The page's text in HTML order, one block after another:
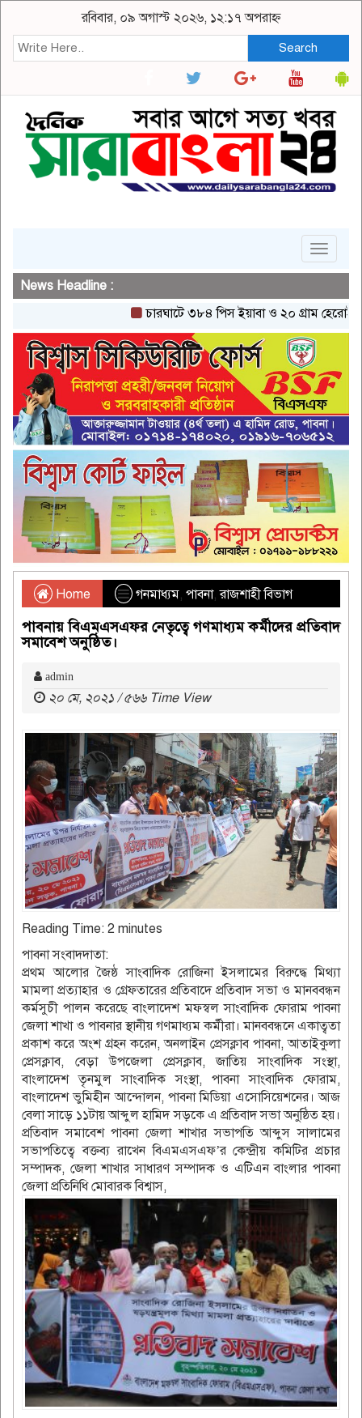
রবিবার, ০৯ অগাস্ট ২০২৬, ১২:১৭ অপরাহ্ন
Search
Toggle
News Headline :
চারঘাটে ৩৮৪ পিস ইয়াবা ও ২০ গ্রাম হেরোইনসহ
Home গনমাধ্যম, পাবনা,রাজশাহী বিভাগ
পাবনায় বিএমএসএফর নেতৃত্বে গণমাধ্যম কর্মীদের প্রতিবাদ
সমাবেশ অনুষ্ঠিত।
admin
২০ মে, ২০২১ / ৫৬৬ Time View
Reading Time: 2 minutes
পাবনা সংবাদদাতা:
প্রথম আলোর জৈষ্ঠ সাংবাদিক রোজিনা ইসলামের বিরুদ্ধে মিথ্যা
মামলা প্রত্যাহার ও গ্রেফতারের প্রতিবাদে প্রতিবাদ সভা ও মানববন্ধন
কর্মসুচী পালন করেছে বাংলাদেশ মফস্বল সাংবাদিক ফোরাম পাবনা
জেলা শাখা ও পাবনার স্থানীয় গণমাধ্যম কর্মীরা। মানববন্ধনে একাত্বতা
প্রকাশ করে অংশ গ্রহন করেন, অনলাইন প্রেসক্লাব পাবনা, আতাইকুলা
প্রেসক্লাব, বেড়া উপজেলা প্রেসক্লাব, জাতিয় সাংবাদিক সংস্থা,
বাংলাদেশ তৃনমুল সাংবাদিক সংস্থা, পাবনা সাংবাদিক ফোরাম,
বাংলাদেশ ভুমিহীন আন্দোলন, পাবনা মিডিয়া এসোসিয়েশনের। আজ
বেলা সাড়ে ১১টায় আব্দুল হামিদ সড়কে এ প্রতিবাদ সভা অনুষ্ঠিত হয়।
প্রতিবাদ সমাবেশ পাবনা জেলা শাখার সভাপতি আব্দুস সালামের
সভাপতিত্বে বক্তব্য রাখেন বিএমএসএফ’র কেন্দ্রীয় কমিটির প্রচার
সম্পাদক, জেলা শাখার সাধারণ সম্পাদক ও এটিএন বাংলার পাবনা
জেলা প্রতিনিধি মোবারক বিশ্বাস,